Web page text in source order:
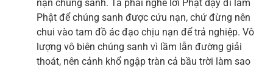
nạn chúng sanh. Ta phải nghe lời Phật dạy đi làm
Phật để chúng sanh được cứu nạn, chứ đừng nên
chui vào tam đồ ác đạo chịu nạn để trả nghiệp. Vô
lượng vô biên chúng sanh vì lầm lẫn đường giải
thoát, nên cảnh khổ ngập tràn cả bầu trời làm sao